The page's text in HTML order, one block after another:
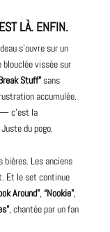
LÀ. ENFIN.
s’ouvre sur un
vissée sur
Stuff”sans
accumulée.
— c’est la
du pogo.
bières. Les anciens
Et le set continue
Around”, “Nookie”,
, chantée par un fan